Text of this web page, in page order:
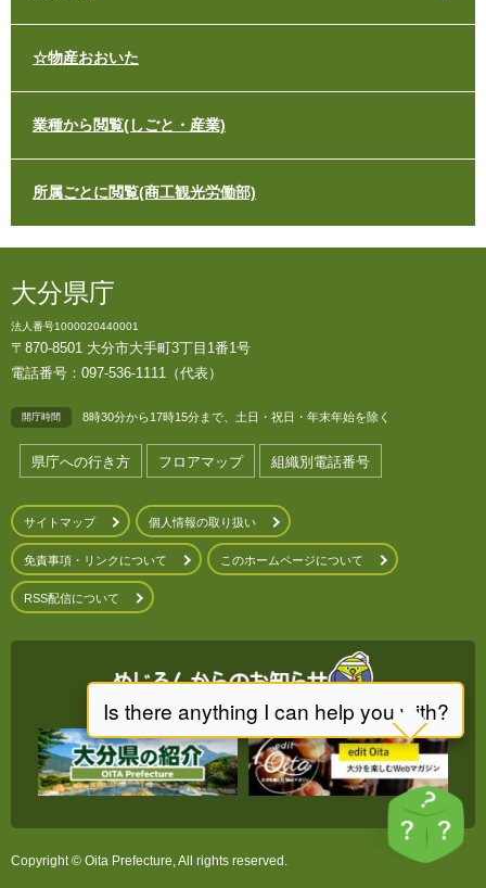
☆物産おおいた
業種から閲覧(しごと・産業)
所属ごとに閲覧(商工観光労働部)
大分県庁
法人番号1000020440001
〒870-8501 大分市大手町3丁目1番1号
電話番号：097-536-1111（代表）
開庁時間 8時30分から17時15分まで、土日・祝日・年末年始を除く
県庁への行き方 フロアマップ 組織別電話番号
サイトマップ 個人情報の取り扱い
免責事項・リンクについて このホームページについて
RSS配信について
Copyright © Oita Prefecture, All rights reserved.